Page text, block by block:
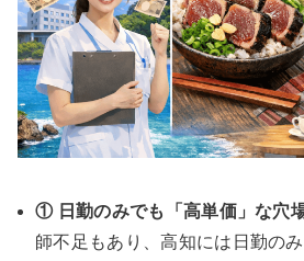
① 日勤のみでも「高単価」な穴
師不足もあり、高知には日勤の